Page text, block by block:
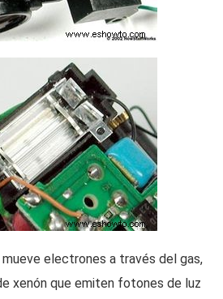
electrones a través del gas,
xenón que emiten fotones de luz